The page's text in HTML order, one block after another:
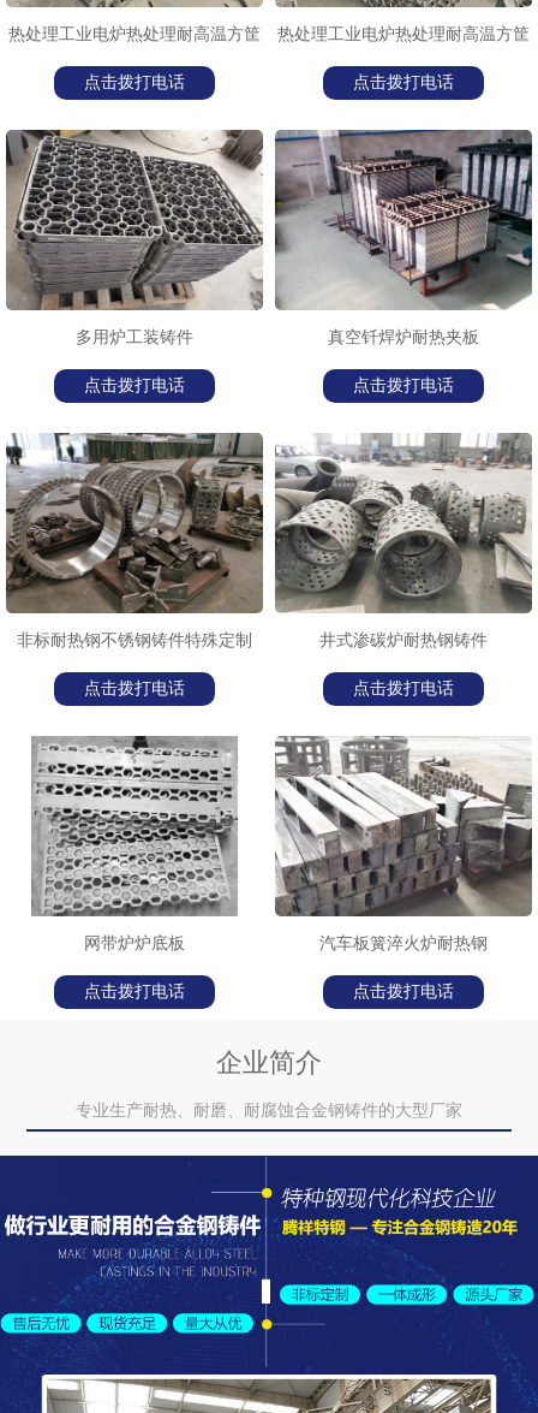
热处理工业电炉热处理耐高温方筐
点击拨打电话
热处理工业电炉热处理耐高温方筐
点击拨打电话
多用炉工装铸件
点击拨打电话
真空钎焊炉耐热夹板
点击拨打电话
非标耐热钢不锈钢铸件特殊定制
点击拨打电话
井式渗碳炉耐热钢铸件
点击拨打电话
网带炉炉底板
点击拨打电话
汽车板簧淬火炉耐热钢
点击拨打电话
企业简介
专业生产耐热、耐磨、耐腐蚀合金钢铸件的大型厂家